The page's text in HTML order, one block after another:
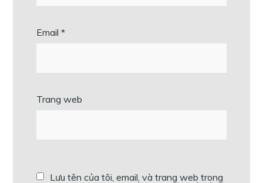
Email*
Trang web
Lưu tên của tôi, email, và trang web trong